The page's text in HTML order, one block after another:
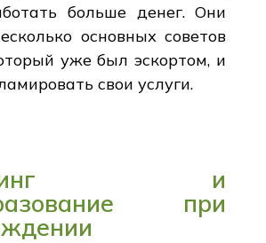
больше денег. Они
основных советов
уже был эскортом, и
свои услуги.
и
при